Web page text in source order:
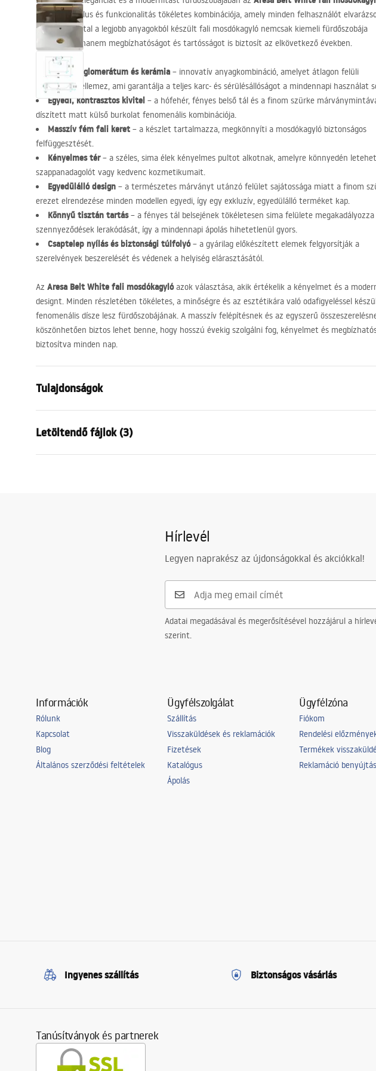
Ez a luxus stílus és funkcionalitás tökéletes kombinációja, amely minden felhasználót
REAmárka által a legjobb anyagokból készült fali mosdókagyló nemcsak kiemeli fürdőszobája
kialakítását, hanem megbízhatóságot és tartósságot is biztosít az elkövetkező években.
Kvarc konglomerátum és kerámia – innovatív anyagkombináció, amelyet átlagon felüli
keménység jellemez, ami garantálja a teljes karc- és sérülésállóságot a mindennapi használat
Egyedi, kontrasztos kivitel – a hófehér, fényes belső tál és a finom szürke
díszített matt külső burkolat fenomenális kombinációja.
Masszív fém fali keret – a készlet tartalmazza, megkönnyíti a mosdókagyló biztonságos
felfüggesztését.
Kényelmes tér– a széles, sima élek kényelmes pultot alkotnak, amelyre könnyedén
szappanadagolót vagy kedvenc kozmetikumait.
Egyedülálló design – a természetes márványt utánzó felület sajátossága miatt a finom
erezet elrendezése minden modellen egyedi, így egy exkluzív, egyedülálló terméket kap.
Könnyű tisztán tartás– a fényes tál belsejének tökéletesen sima felülete megakadályozza
szennyeződések lerakódását, így a mindennapi ápolás hihetetlenül gyors.
Csaptelep nyílás és biztonsági túlfolyó– a gyárilag előkészített elemek felgyorsítják a
szerelvények beszerelését és védenek a helyiség elárasztásától.
Az Aresa Belt White fali mosdókagylóazok választása, akik értékelik a kényelmet és a
designt. Minden részletében tökéletes, a minőségre és az esztétikára való odafigyeléssel
fenomenális dísze lesz fürdőszobájának. A masszív felépítésnek és az egyszerű
köszönhetően biztos lehet benne, hogy hosszú évekig szolgálni fog, kényelmet és
biztosítva minden nap.
Tulajdonságok
Anyag
Szín
Fehér, Kőhatás
120
Igen
Igen
Letöltendő fájlok (3)
Instrukcja_monta__u_Umywalki_A
Hírlevél
Legyen naprakész az újdonságokkal és akciókkal!
Adatai megadásával és megerősítésével hozzájárul a
szerint.
Információk
Rólunk
Kapcsolat
Blog
Általános szerződési feltételek
Ügyfélszolgálat
Szállítás
Visszaküldések és reklamációk
Fizetések
Katalógus
Ápolás
Ügyfélzóna
Fiókom
Rendelési
Termékek
Reklamáció
Ingyenes szállítás Biztonságos vásárlás
Tanúsítványok és partnerek